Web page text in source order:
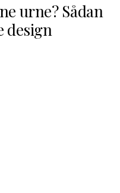
urne? Sådan
design